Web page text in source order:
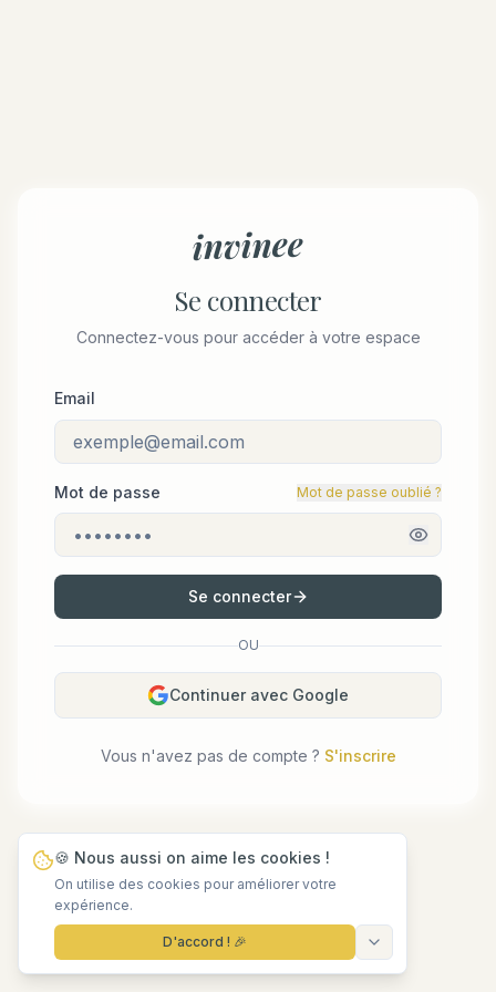
invinee
Se connecter
Connectez-vous pour accéder à votre espace
Email
Mot de passe Mot de passe oublié ?
Se connecter
OU
Continuer avec Google
Vous n'avez pas de compte ? S'inscrire
🍪 Nous aussi on aime les cookies !
On utilise des cookies pour améliorer votre
expérience.
D'accord ! 🎉